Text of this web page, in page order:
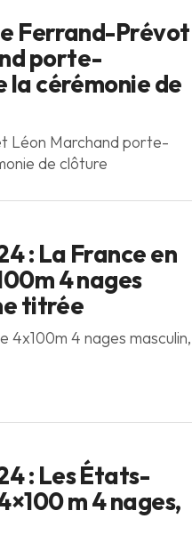
Ferrand-Prévot
porte-
la cérémonie de
Léon Marchand porte-
de clôture
: La France en
4 nages
titrée
4x100m 4 nages masculin,
: Les États-
m 4 nages,